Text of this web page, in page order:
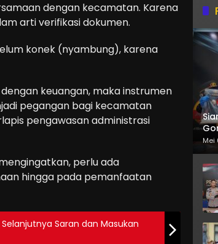
dengan kecamatan. Karena
arti verifikasi dokumen.
konek (nyambung), karena
keuangan, maka instrumen
pegangan bagi kecamatan
pengawasan administrasi
perlu ada
hingga pada pemanfaatan
Saran dan Masukan
Mei